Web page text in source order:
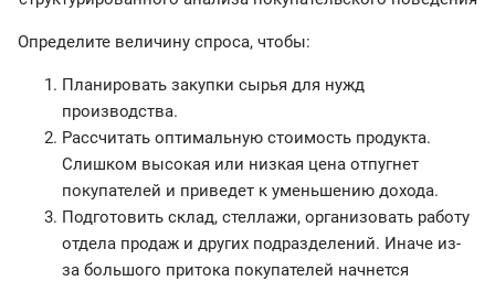
Определите величину спроса, чтобы:
Планировать закупки сырья для нужд
производства.
Рассчитать оптимальную стоимость продукта.
Слишком высокая или низкая цена отпугнет
покупателей и приведет к уменьшению дохода.
Подготовить склад, стеллажи, организовать работу
отдела продаж и других подразделений. Иначе из-
за большого притока покупателей начнется